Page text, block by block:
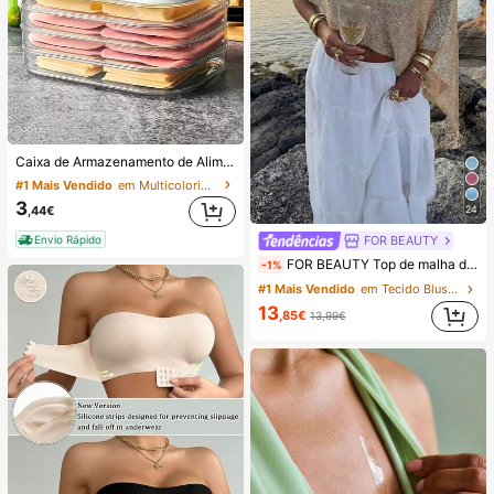
Caixa de Armazenamento de Alimentos para Frigorífico Empilhável de Três Camadas com Tampa, Adequada para Conservar Carne. Adequada para Armazenar Frios, Chouriços de Salame, Carne Cozida e Alimentos Pré-Preparados. Pode Ser Utilizada para Refrigeração e Congelação de Alimentos.
#1 Mais Vendido em Multicolorido Caixas de armazenamento de gelade
3,44€
Envio Rápido
24
FOR BEAUTY
-1% FOR BEAUTY Top de malha de verão para mulher, estilo casual, xale solto liso dourado, estilo boémio, adequado para praia e férias, roupa de resort
#1 Mais Vendido em Tecido Blusas de uso diário que não irritam a p
13,85€ 13,99€